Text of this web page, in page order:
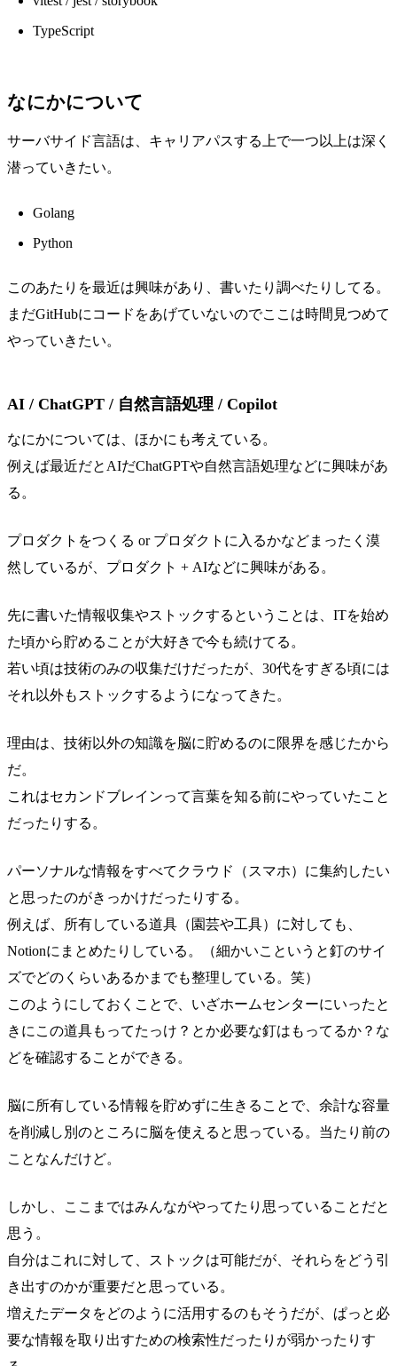
TypeScript
なにかについて
サーバサイド言語は、キャリアパスする上で一つ以上は深く
潜っていきたい。
Golang
Python
このあたりを最近は興味があり、書いたり調べたりしてる。
まだGitHubにコードをあげていないのでここは時間見つめて
やっていきたい。
AI / ChatGPT / 自然言語処理 / Copilot
なにかについては、ほかにも考えている。
例えば最近だとAIだChatGPTや自然言語処理などに興味があ
る。
プロダクトをつくる or プロダクトに入るかなどまったく漠
然しているが、プロダクト + AIなどに興味がある。
先に書いた情報収集やストックするということは、ITを始め
た頃から貯めることが大好きで今も続けてる。
若い頃は技術のみの収集だけだったが、30代をすぎる頃には
それ以外もストックするようになってきた。
理由は、技術以外の知識を脳に貯めるのに限界を感じたから
だ。
これはセカンドブレインって言葉を知る前にやっていたこと
だったりする。
パーソナルな情報をすべてクラウド（スマホ）に集約したい
と思ったのがきっかけだったりする。
例えば、所有している道具（園芸や工具）に対しても、
Notionにまとめたりしている。（細かいこというと釘のサイ
ズでどのくらいあるかまでも整理している。笑）
このようにしておくことで、いざホームセンターにいったと
きにこの道具もってたっけ？とか必要な釘はもってるか？な
どを確認することができる。
脳に所有している情報を貯めずに生きることで、余計な容量
を削減し別のところに脳を使えると思っている。当たり前の
ことなんだけど。
しかし、ここまではみんながやってたり思っていることだと
思う。
自分はこれに対して、ストックは可能だが、それらをどう引
き出すのかが重要だと思っている。
増えたデータをどのように活用するのもそうだが、ぱっと必
要な情報を取り出すための検索性だったりが弱かったりす